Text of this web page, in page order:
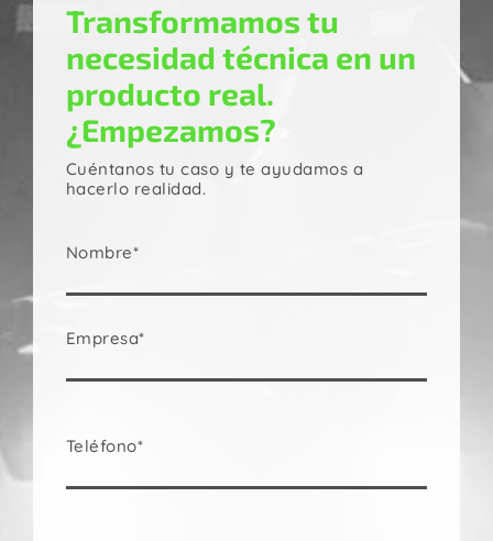
Transformamos tu
necesidad técnica en un
producto real.
¿Empezamos?
Cuéntanos tu caso y te ayudamos a
hacerlo realidad.
Nombre*
Empresa*
Teléfono*